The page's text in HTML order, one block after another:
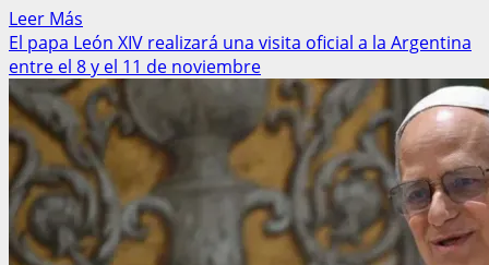
Leer Más
más
acerca
de
Rigen
dos
alertas
amarillas
por
tormentas
severas
El papa León XIV realizará una visita oficial a la Argentina
entre el 8 y el 11 de noviembre